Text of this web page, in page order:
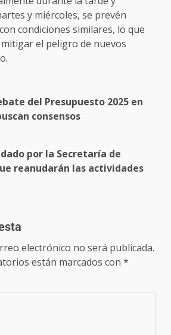
y miércoles, se prevén
condiciones similares, lo que
el peligro de nuevos
del Presupuesto 2025 en
consensos
por la Secretaría de
reanudarán las actividades
electrónico no será publicada.
están marcados con *